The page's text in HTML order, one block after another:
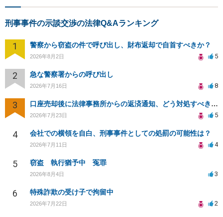
刑事事件の示談交渉の法律Q&Aランキング
1 警察から窃盗の件で呼び出し、財布返却で自首すべきか？
2026年8月2日 5
2 急な警察署からの呼び出し
2026年7月16日 8
3 口座売却後に法律事務所からの返済通知、どう対処すべきか？
2026年7月23日 5
4 会社での横領を自白、刑事事件としての処罰の可能性は？
2026年7月11日 4
5 窃盗 執行猶予中 冤罪
2026年8月4日 3
6 特殊詐欺の受け子で拘留中
2026年7月22日 2